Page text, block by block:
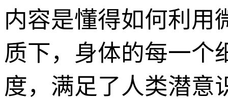
内容是懂得如何利用
质下，身体的每一个
度，满足了人类潜意